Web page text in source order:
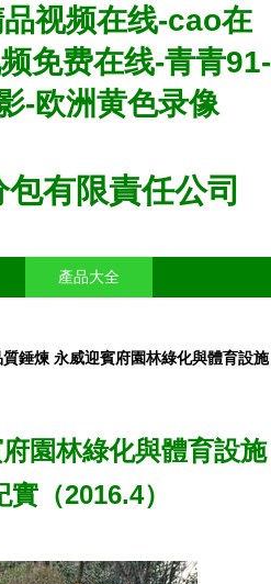
视频在线-cao在
免费在线-青青91-
-欧洲黄色录像
有限責任公司
產品大全
質錘煉 永威迎賓府園林綠化與體育設施
園林綠化與體育設施
（2016.4）